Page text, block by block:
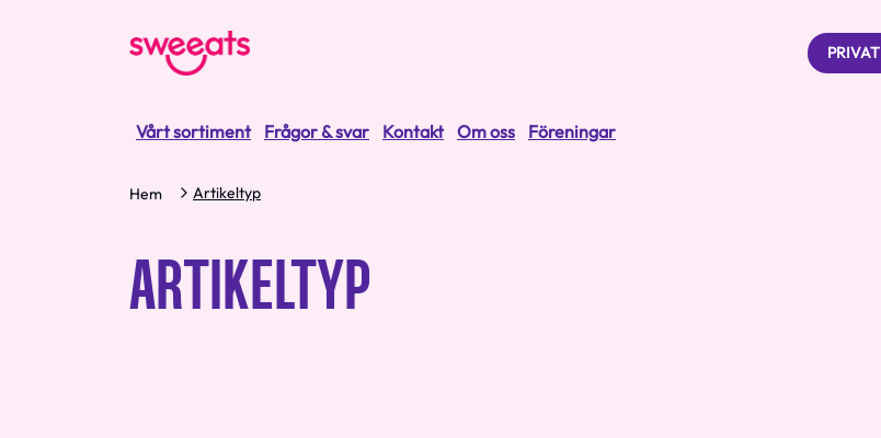
PRIVAT
Vårt sortiment Frågor & svar Kontakt Om oss Föreningar
Hem Artikeltyp
ARTIKELTYP